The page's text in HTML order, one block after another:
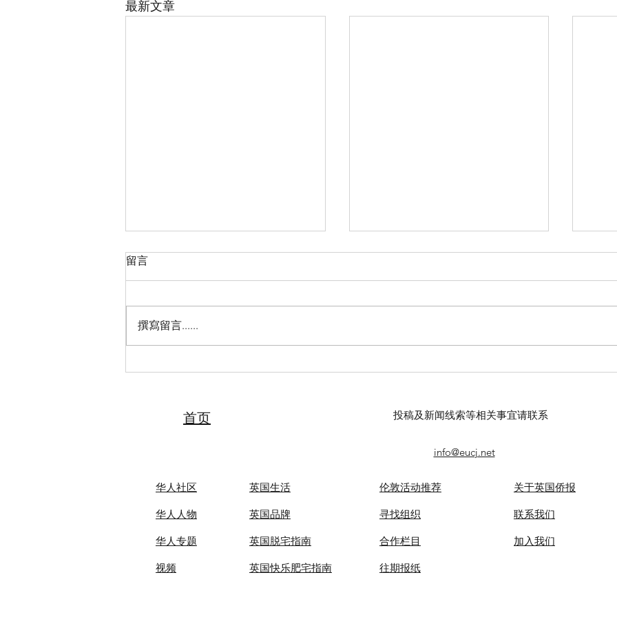
最新文章
夏令营营员
留言
撰寫留言......
首页 投稿及新闻线索等相关事宜请联系
info@eucj.net
华人社区
华人人物
华人专题
视频
英国生活​
英国品牌
英国脱宅指南
英国快乐肥宅指南
伦敦活动推荐
​寻找组织
合作栏目
​往期报纸
关于英国侨报
联系我们
​加入我们